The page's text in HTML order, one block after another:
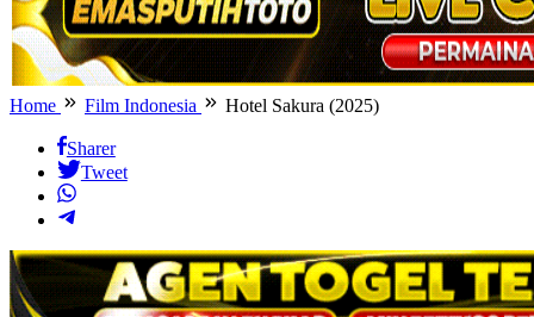
Home Film Indonesia Hotel Sakura (2025)
Sharer
Tweet